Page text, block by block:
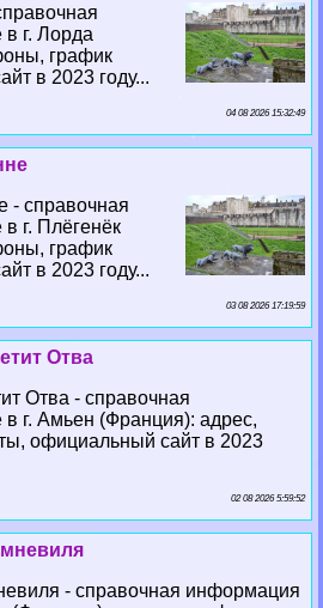
г. Лорда
график
в 2023 году...
04 08 2026 15:32:49
- справочная
г. Плёгенёк
график
в 2023 году...
03 08 2026 17:19:59
Отва
Отва - справочная
г. Амьен (Франция): адрес,
официальный сайт в 2023
02 08 2026 5:59:52
- справочная информация